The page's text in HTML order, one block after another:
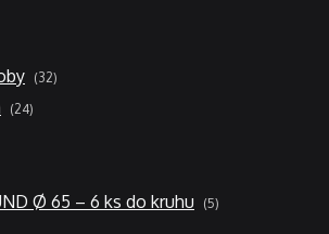
3232
produktů
2424
produktů
Ø 65 – 6 ks do kruhu 55
produktů